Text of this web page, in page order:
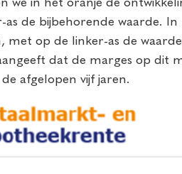
we in het oranje de
de bijbehorende waarde.
op de linker-as de
dat de marges op dit
afgelopen vijf jaren.